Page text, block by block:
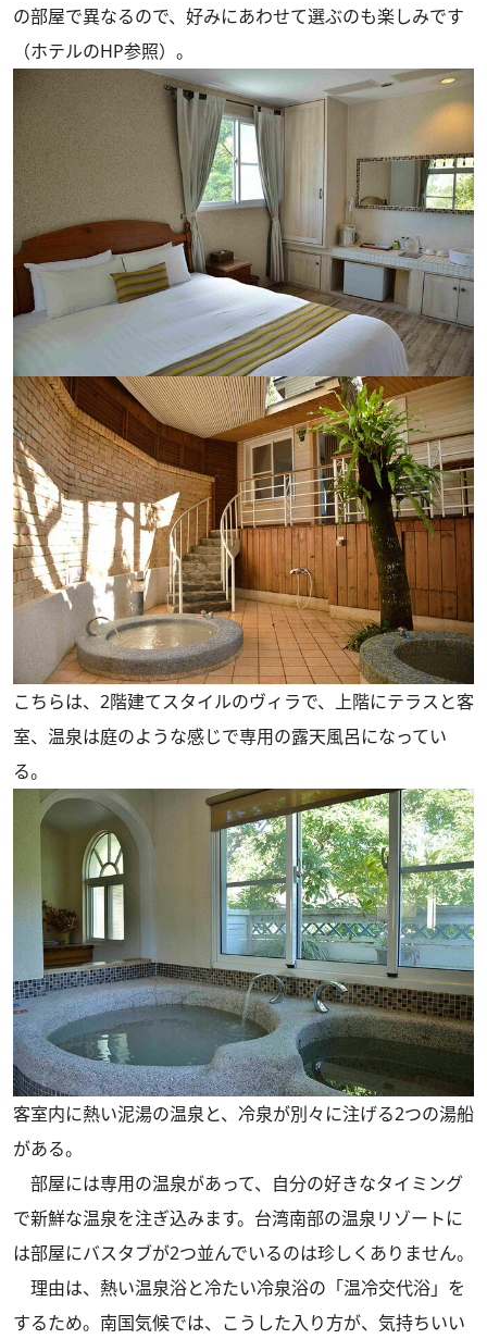
の部屋で異なるので、好みにあわせて選ぶのも楽しみです
（ホテルのHP参照）。
こちらは、2階建てスタイルのヴィラで、上階にテラスと客
室、温泉は庭のような感じで専用の露天風呂になってい
る。
客室内に熱い泥湯の温泉と、冷泉が別々に注げる2つの湯船
がある。
部屋には専用の温泉があって、自分の好きなタイミング
で新鮮な温泉を注ぎ込みます。台湾南部の温泉リゾートに
は部屋にバスタブが2つ並んでいるのは珍しくありません。
理由は、熱い温泉浴と冷たい冷泉浴の「温冷交代浴」を
するため。南国気候では、こうした入り方が、気持ちいい